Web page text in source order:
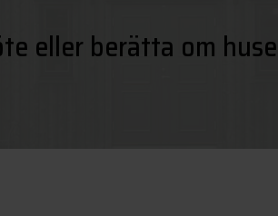
eller berätta om